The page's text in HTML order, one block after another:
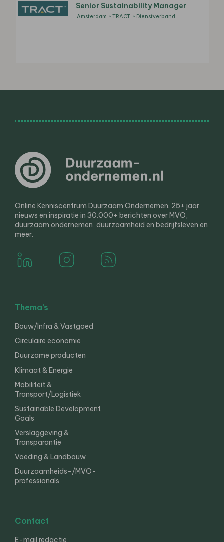
Senior Sustainability Manager
Amsterdam TRACT Dienstverband
Online Kenniscentrum Duurzaam Ondernemen. 25+ jaar
nieuws en inspiratie in 30.000+ berichten over MVO,
duurzaam ondernemen, duurzaamheid en bedrijfsleven en
meer.
Thema’s
Bouw/Infra & Vastgoed
Circulaire economie
Duurzame producten
Klimaat & Energie
Mobiliteit &
Transport/Logistiek
Sustainable Development
Goals
Verslaggeving &
Transparantie
Voeding & Landbouw
Duurzaamheids-/MVO-
professionals
Contact
E-mail redactie